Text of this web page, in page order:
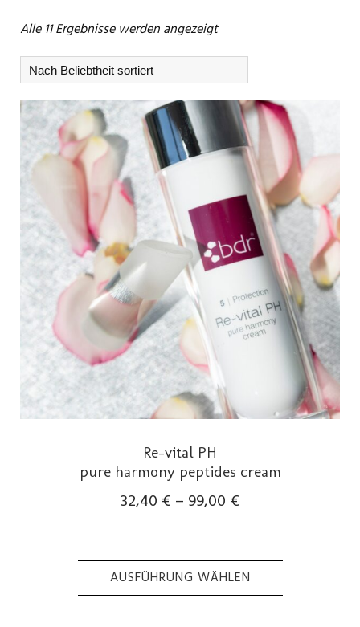
Alle 11 Ergebnisse werden angezeigtNach
Re-vital PH
pure harmony peptides cream
32,40 € – 99,00 €
AUSFÜHRUNG WÄHLEN